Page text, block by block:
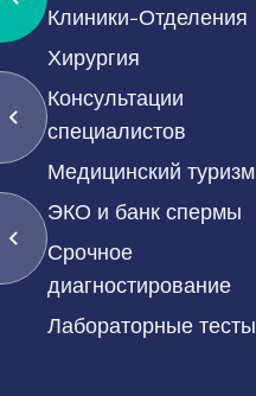
Клиники-Отделения
Хирургия
Консультации
специалистов
Медицинский туризм
ЭКО и банк спермы
Срочное
диагностирование
Лабораторные тесты